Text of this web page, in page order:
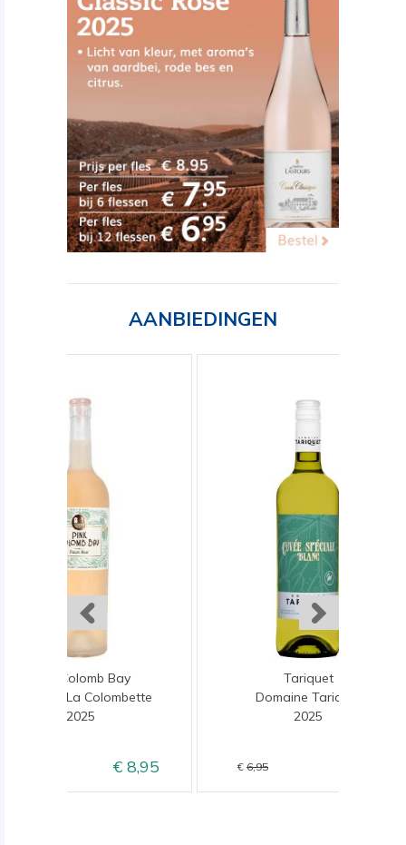
AANBIEDINGEN
Pink Colomb Bay
Domaine La Colombette
2025
8,95
Tariquet
Domaine Tariquet
2025
6,95